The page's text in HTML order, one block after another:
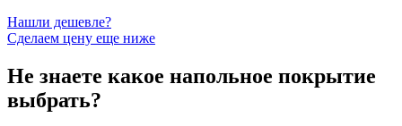
Нашли дешевле?
Сделаем цену еще ниже
Не знаете какое напольное покрытие
выбрать?